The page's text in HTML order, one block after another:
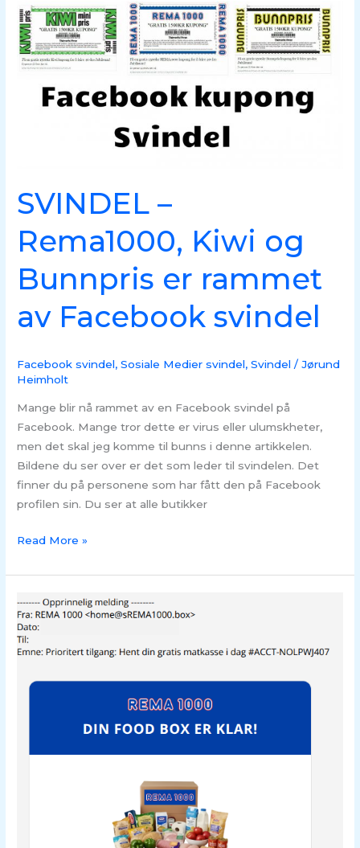
SVINDEL –
Rema1000, Kiwi og
Bunnpris er rammet
av Facebook svindel
Facebook svindel,Sosiale Medier svindel,Svindel /Jørund
Heimholt
Mange blir nå rammet av en Facebook svindel på
Facebook. Mange tror dette er virus eller ulumskheter,
men det skal jeg komme til bunns i denne artikkelen.
Bildene du ser over er det som leder til svindelen. Det
finner du på personene som har fått den på Facebook
profilen sin. Du ser at alle butikker
SVINDEL
–
Rema1000,
Kiwi
Bunnpris
svindel
Read More »
Svindel
på
e-
post
Rema